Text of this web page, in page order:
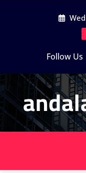
Follow Us